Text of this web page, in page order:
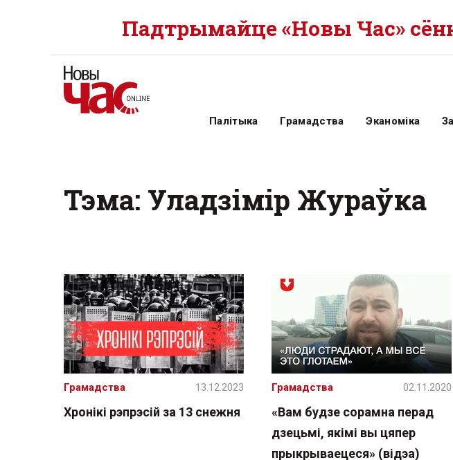
Падтрымайце «Новы Час»
Палітыка Грамадства Эканоміка
Тэма: Уладзімір Жураўка
Хронікі рэпрэсій за 13 снежня
Грамадства 13.12.2023
«Вам будзе сорамна перад
дзецьмі, якімі вы цяпер
прыкрываецеся» (відэа)
Грамадства 02.11.2020